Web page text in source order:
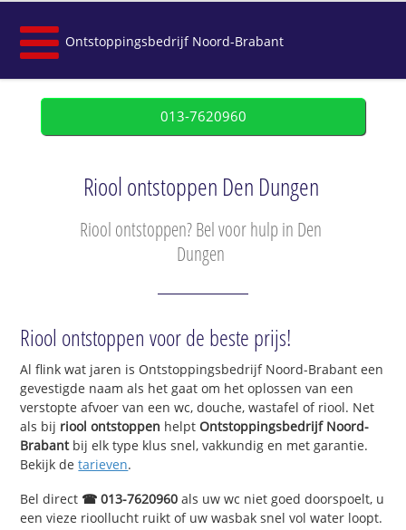
Ontstoppingsbedrijf Noord-Brabant
013-7620960
Riool ontstoppen Den Dungen
Riool ontstoppen? Bel voor hulp in Den
Dungen
Riool ontstoppen voor de beste prijs!
Al flink wat jaren is Ontstoppingsbedrijf Noord-Brabant een
gevestigde naam als het gaat om het oplossen van een
verstopte afvoer van een wc, douche, wastafel of riool. Net
als bij riool ontstoppen helptOntstoppingsbedrijf Noord-
Brabantbij elk type klus snel, vakkundig en met garantie.
Bekijk detarieven.
Bel direct ☎ 013-7620960 als uw wc niet goed doorspoelt, u
een vieze rioollucht ruikt of uw wasbak snel vol water loopt.